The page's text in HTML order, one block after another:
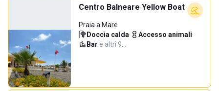
Centro Balneare Yellow Boat
Praia a Mare
Doccia calda· Accesso animali·
Bar·e altri 9…